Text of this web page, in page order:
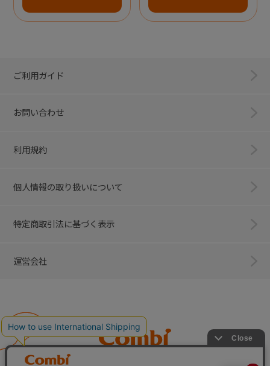
ご利用ガイド
お問い合わせ
利用規約
個人情報の取り扱いについて
特定商取引法に基づく表示
運営会社